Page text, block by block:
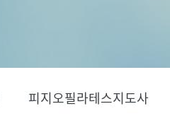
피지오필라테스지도사